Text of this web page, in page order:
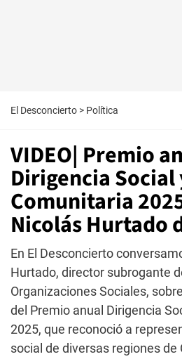
El Desconcierto > Política
VIDEO| Premio
Dirigencia Social
Comunitaria
Nicolás Hurtado
En El Desconcierto
Hurtado, director subrogante
Organizaciones Sociales,
del Premio anual Dirigencia
2025, que reconoció a
social de diversas regiones de